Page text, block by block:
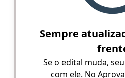
Sempre
Se o edital muda,
com ele. No